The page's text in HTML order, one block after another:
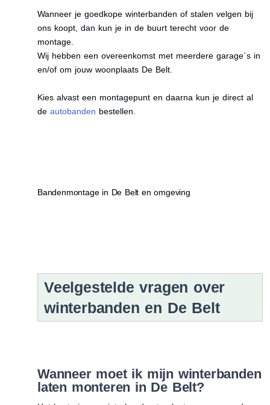
Wanneer je goedkope winterbanden of stalen velgen bij
ons koopt, dan kun je in de buurt terecht voor de
montage.
Wij hebben een overeenkomst met meerdere garage`s in
en/of om jouw woonplaats De Belt.
Kies alvast een montagepunt en daarna kun je direct al
de autobanden bestellen.
Bandenmontage in De Belt en omgeving
Veelgestelde vragen over
winterbanden en De Belt
Wanneer moet ik mijn winterbanden
laten monteren in De Belt?